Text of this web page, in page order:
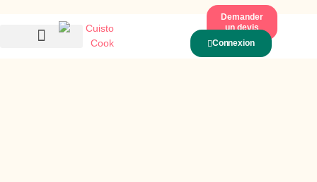
Demander
un devis
Connexion